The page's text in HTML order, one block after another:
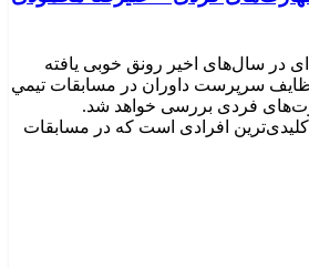
در سال‌های اخیر رونق خوبی یافته
سرپرست داوران در مسابقات تیمي
فردی بررسی خواهد شد.
افرادی است که در مسابقات